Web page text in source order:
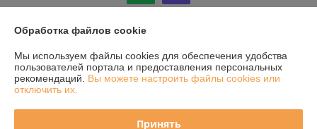
Юридическое лицо:ООО "СТИЛЬСТРОЙ-ТСК"
Республика Беларусь, Минская обл., Минский р-н, Аг.Лесной,
ул.Фабричная, 2а-10/8
Регистрационный номер ЕГР: 690230746
Обработка файлов cookie
Мы используем файлы cookies для обеспечения удобства
пользователей портала и предоставления персональных
рекомендаций. Вы можете настроить файлы cookies или
отключить их.
Принять